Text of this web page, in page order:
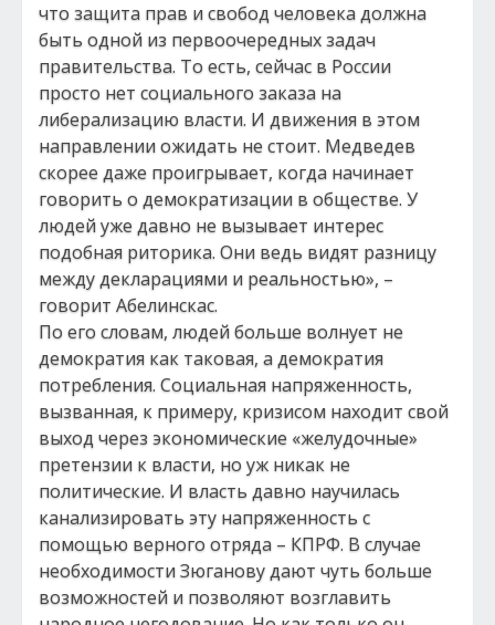
что защита прав и свобод человека должна
быть одной из первоочередных задач
правительства. То есть, сейчас в России
просто нет социального заказа на
либерализацию власти. И движения в этом
направлении ожидать не стоит. Медведев
скорее даже проигрывает, когда начинает
говорить о демократизации в обществе. У
людей уже давно не вызывает интерес
подобная риторика. Они ведь видят разницу
между декларациями и реальностью», –
говорит Абелинскас.
По его словам, людей больше волнует не
демократия как таковая, а демократия
потребления. Социальная напряженность,
вызванная, к примеру, кризисом находит свой
выход через экономические «желудочные»
претензии к власти, но уж никак не
политические. И власть давно научилась
канализировать эту напряженность с
помощью верного отряда – КПРФ. В случае
необходимости Зюганову дают чуть больше
возможностей и позволяют возглавить